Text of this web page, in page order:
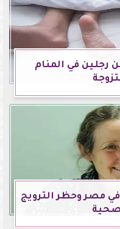
رجلين في المنام
في مصر وحظر الترويج